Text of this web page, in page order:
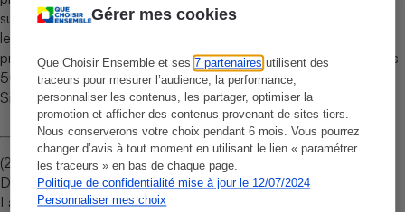
Gérer mes cookies
Que Choisir Ensemble et ses7 partenaires utilisent des
traceurs pour mesurer l’audience, la performance,
personnaliser les contenus, les partager, optimiser la
promotion et afficher des contenus provenant de sites tiers.
Nous conserverons votre choix pendant 6 mois. Vous pourrez
changer d’avis à tout moment en utilisant le lien « paramétrer
les traceurs » en bas de chaque page.
Politique de confidentialité mise à jour le 12/07/2024
Personnaliser mes choix
suivants : 20minutes.fr, allocine.fr, cdiscount.fr, leboncoin.fr,
lemonde.fr, marmiton.org, meteofrance.com, orange.fr,
programme-tv.net, yahoo.com. Ces sites sont classés parmi les
50 sites les plus consultés en France, selon les mesures de
Similarweb.
(2) From “Heavy Purchasers” of Pregnancy Tests to the
Depression-Prone : We Found 650,000 Ways Advertisers
Label You, The Markup, 2023.